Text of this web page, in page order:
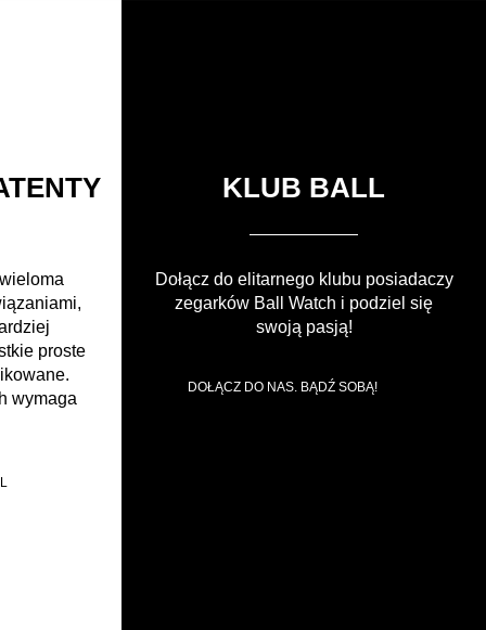
proste
wymaga
KLUB BALL
Dołącz do elitarnego klubu posiadaczy
zegarków Ball Watch i podziel się
swoją pasją!
DOŁĄCZ DO NAS. BĄDŹ SOBĄ!